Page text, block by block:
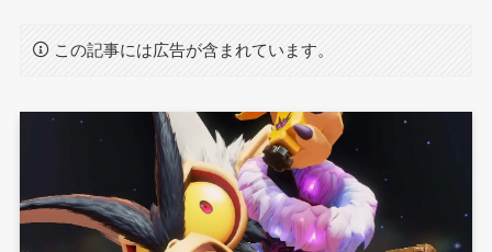
この記事には広告が含まれています。